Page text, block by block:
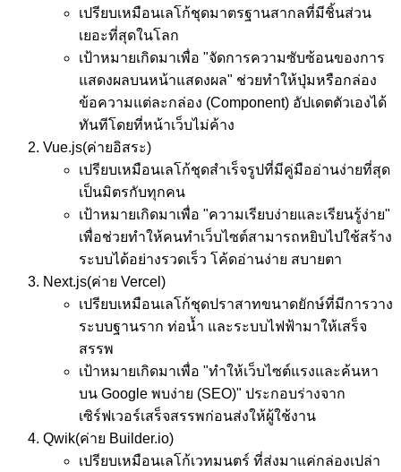
เปรียบเหมือนเลโก้ชุดมาตรฐานสากลที่มีชิ้นส่วน
เยอะที่สุดในโลก
เป้าหมายเกิดมาเพื่อ "จัดการความซับซ้อนของการ
แสดงผลบนหน้าแสดงผล" ช่วยทำให้ปุ่มหรือกล่อง
ข้อความแต่ละกล่อง (Component) อัปเดตตัวเองได้
ทันทีโดยที่หน้าเว็บไม่ค้าง
Vue.js(ค่ายอิสระ)
เปรียบเหมือนเลโก้ชุดสำเร็จรูปที่มีคู่มืออ่านง่ายที่สุด
เป็นมิตรกับทุกคน
เป้าหมายเกิดมาเพื่อ "ความเรียบง่ายและเรียนรู้ง่าย"
เพื่อช่วยทำให้คนทำเว็บไซต์สามารถหยิบไปใช้สร้าง
ระบบได้อย่างรวดเร็ว โค้ดอ่านง่าย สบายตา
Next.js(ค่าย Vercel)
เปรียบเหมือนเลโก้ชุดปราสาทขนาดยักษ์ที่มีการวาง
ระบบฐานราก ท่อน้ำ และระบบไฟฟ้ามาให้เสร็จ
สรรพ
เป้าหมายเกิดมาเพื่อ "ทำให้เว็บไซต์แรงและค้นหา
บน Google พบง่าย (SEO)" ประกอบร่างจาก
เซิร์ฟเวอร์เสร็จสรรพก่อนส่งให้ผู้ใช้งาน
Qwik(ค่าย Builder.io)
เปรียบเหมือนเลโก้เวทมนตร์ ที่ส่งมาแค่กล่องเปล่า